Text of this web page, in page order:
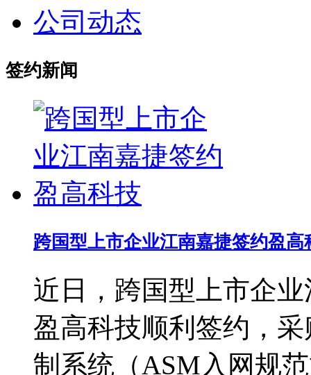
公司动态
签约新闻
跨国型上市企业江南嘉捷签约盈高
近日，跨国型上市企
盈高科技顺利签约，
制系统（ASM入网规